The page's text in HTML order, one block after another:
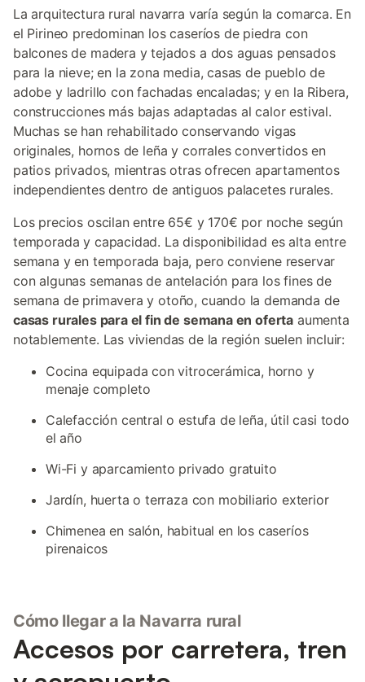
La arquitectura rural navarra varía según la comarca. En
el Pirineo predominan los caseríos de piedra con
balcones de madera y tejados a dos aguas pensados
para la nieve; en la zona media, casas de pueblo de
adobe y ladrillo con fachadas encaladas; y en la Ribera,
construcciones más bajas adaptadas al calor estival.
Muchas se han rehabilitado conservando vigas
originales, hornos de leña y corrales convertidos en
patios privados, mientras otras ofrecen apartamentos
independientes dentro de antiguos palacetes rurales.
Los precios oscilan entre 65€ y 170€ por noche según
temporada y capacidad. La disponibilidad es alta entre
semana y en temporada baja, pero conviene reservar
con algunas semanas de antelación para los fines de
semana de primavera y otoño, cuando la demanda de
casas rurales para el fin de semana en oferta aumenta
notablemente. Las viviendas de la región suelen incluir:
Cocina equipada con vitrocerámica, horno y
menaje completo
Calefacción central o estufa de leña, útil casi todo
el año
Wi-Fi y aparcamiento privado gratuito
Jardín, huerta o terraza con mobiliario exterior
Chimenea en salón, habitual en los caseríos
pirenaicos
Cómo llegar a la Navarra rural
Accesos por carretera, tren